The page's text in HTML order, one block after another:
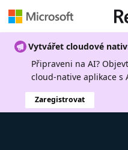
Vytvářet cloudové
Připraveni na AI?
cloud-native aplikace s
Zaregistrovat